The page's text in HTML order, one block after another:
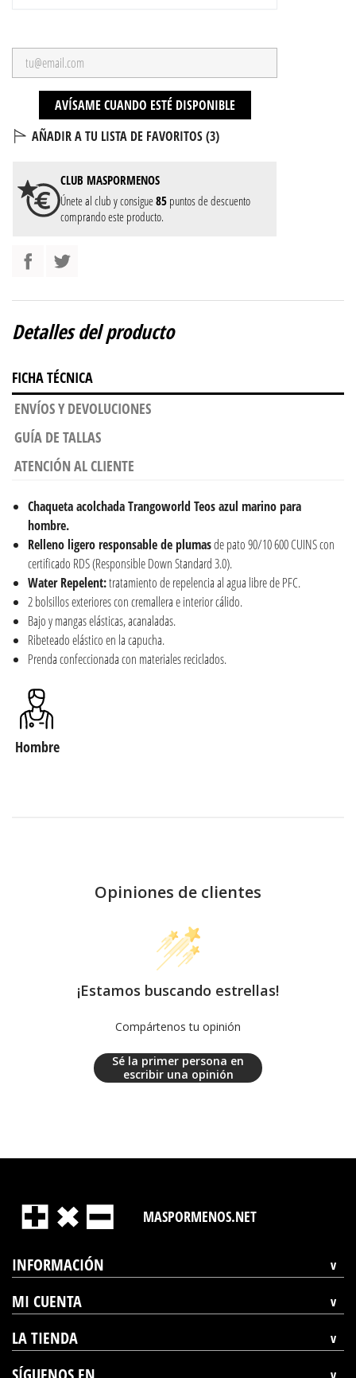
AVÍSAME CUANDO ESTÉ DISPONIBLE
AÑADIR A TU LISTA DE FAVORITOS (3)
CLUB MASPORMENOS
Únete al club y consigue85 puntos de descuento
comprando este producto.
Detalles del producto
FICHA TÉCNICA
ENVÍOS Y DEVOLUCIONES
GUÍA DE TALLAS
ATENCIÓN AL CLIENTE
Chaqueta acolchada Trangoworld Teos azul marino para
hombre.
Relleno ligero responsable de plumasde pato 90/10 600 CUINS con
certificado RDS (Responsible Down Standard 3.0).
Water Repelent:tratamiento de repelencia al agua libre de PFC.
2 bolsillos exteriores con cremallera e interior cálido.
Bajo y mangas elásticas, acanaladas.
Ribeteado elástico en la capucha.
Prenda confeccionada con materiales reciclados.
Hombre
Opiniones de clientes
¡Estamos buscando estrellas!
Compártenos tu opinión
Sé la primer persona en
escribir una opinión
MASPORMENOS.NET
INFORMACIÓN
MI CUENTA
LA TIENDA